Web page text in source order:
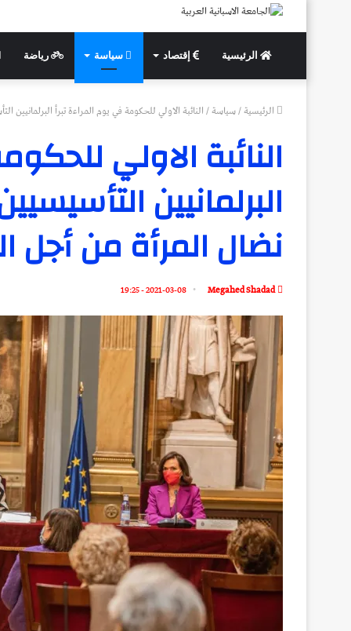
الرئيسية إقتصاد سياسة رياضة
الرئيسية/سياسة/النائبة الاولي للحكومة في يوم المراءة تبرأ
النائبة الاولي
البرلمانيين
نضال المرأة من أجل
Megahed Shadad
2021-03-08 - 19:25